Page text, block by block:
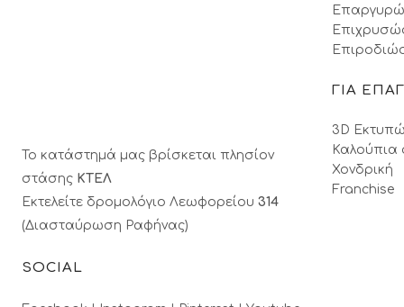
Το κατάστημά μας βρίσκεται πλησίον
στάσης ΚΤΕΛ
Εκτελείτε δρομολόγιο Λεωφορείου 314
(Διασταύρωση Ραφήνας)
SOCIAL
ΓΙΑ
3D
Καλούπια
Χονδρική
Franchise